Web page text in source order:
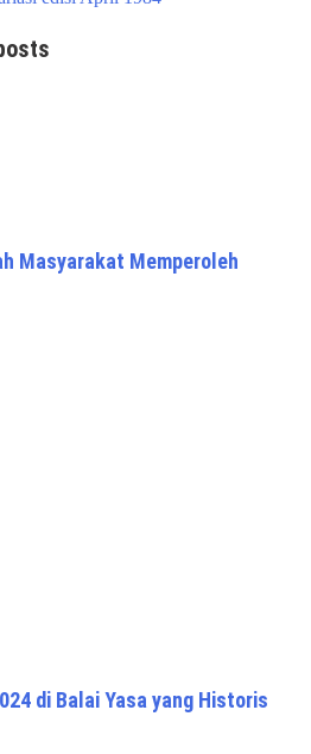
Masyarakat Memperoleh
di Balai Yasa yang Historis